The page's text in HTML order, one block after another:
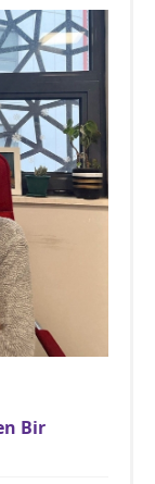
Bir